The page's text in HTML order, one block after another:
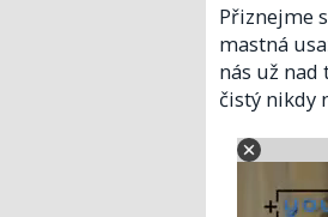
Přiznejme
mastná
nás už
čistý nikdy